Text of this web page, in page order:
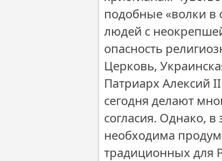
подобные «волки в
людей с
опасность
Церковь,
Патриарх Алексий
сегодня делают
согласия. Однако,
необходима
традиционных для